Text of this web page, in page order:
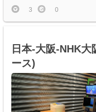
3 0
日本-大阪-NHK
ース)